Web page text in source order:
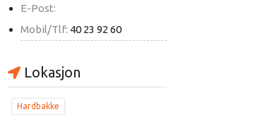
E-Post:
Mobil/Tlf: 40 23 92 60
Lokasjon
Hardbakke